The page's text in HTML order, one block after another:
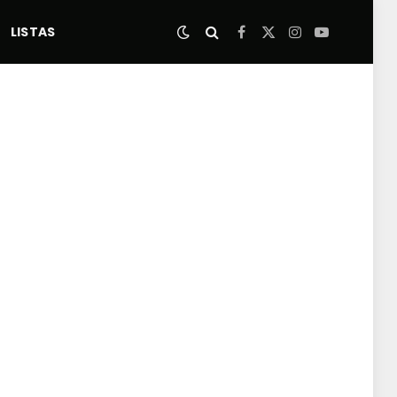
LISTAS Facebook
X
Instagram
YouTube